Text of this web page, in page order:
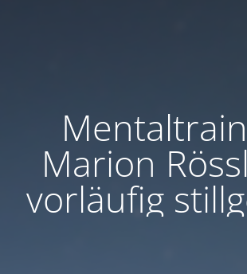
Marion
vorläufig